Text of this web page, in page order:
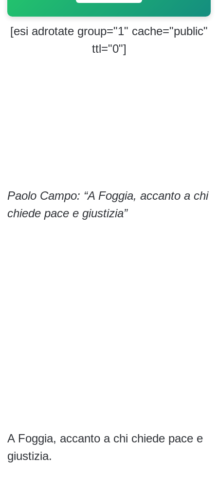
[esi adrotate group="1" cache="public"
ttl="0"]
Paolo Campo: “A Foggia, accanto a chi
chiede pace e giustizia”
A Foggia, accanto a chi chiede pace e
giustizia.